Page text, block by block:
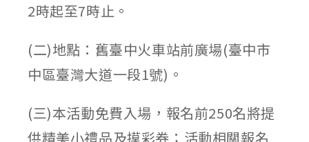
2時起至7時止。
(二)地點：舊臺中火車站前廣場(臺中市
中區臺灣大道一段1號)。
(三)本活動免費入場，報名前250名將提
供精美小禮品及摸彩券；活動相關報名